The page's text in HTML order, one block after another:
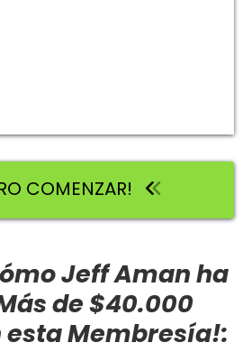
COMENZAR!
Jeff Aman ha
de $40.000
esta Membresía!: